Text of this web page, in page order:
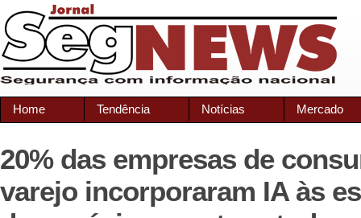
Home Tendência Notícias Mercado
20% das empresas de
varejo incorporaram IA às